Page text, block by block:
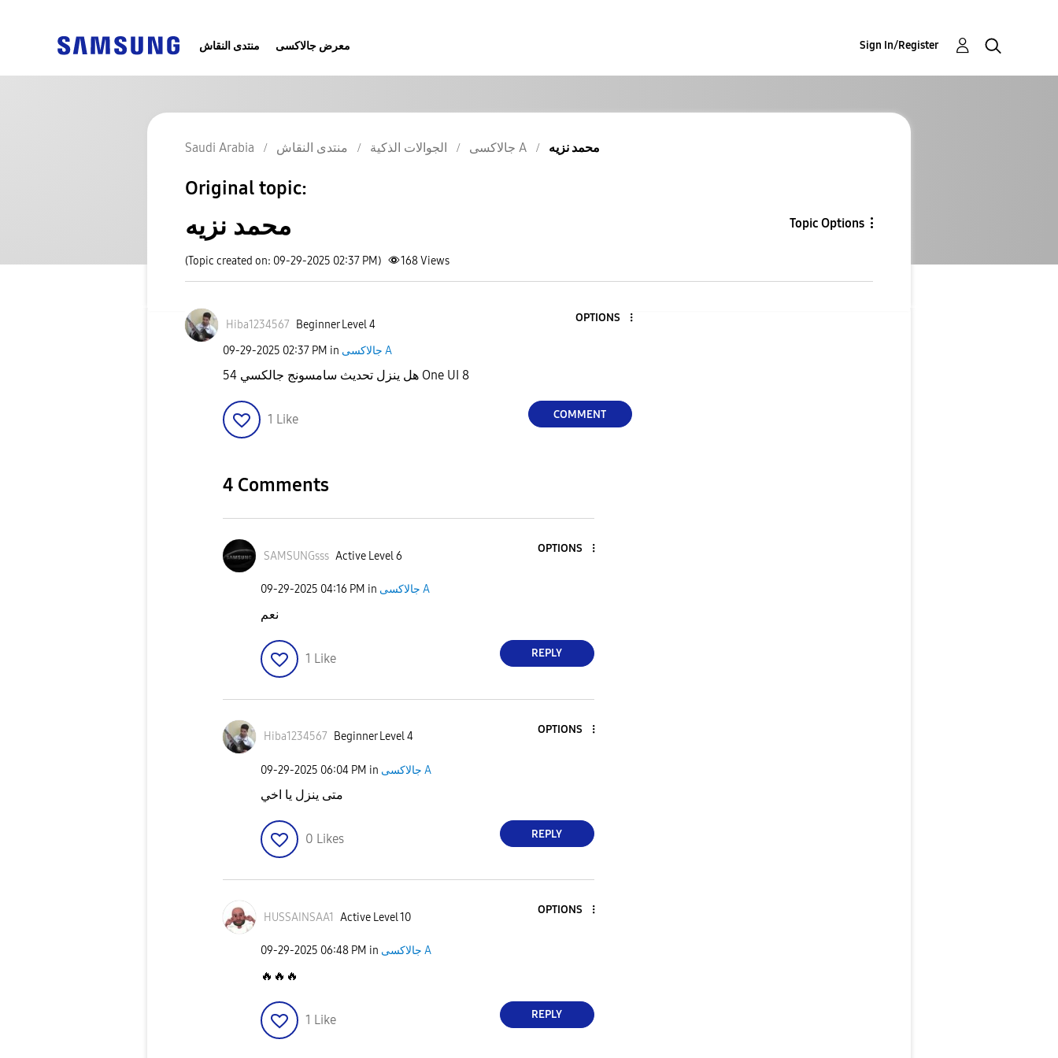
منتدى النقاش معرض جالاكسى Sign In/Register
Saudi Arabia منتدى النقاش الجوالات الذكية جالاكسى A محمد نزيه
Original topic:
محمد نزيه Topic Options
(Topic created on: 09-29-2025 02:37 PM) 168Views
Hiba1234567 Beginner Level 4
OPTIONS
‎09-29-2025 02:37 PM in جالاكسى A
هل ينزل تحديث سامسونج جالكسي 54 One UI 8
1 Like COMMENT
4 Comments
SAMSUNGsss Active Level 6
OPTIONS
‎09-29-2025 04:16 PM in جالاكسى A
نعم
1 Like REPLY
Hiba1234567 Beginner Level 4
OPTIONS
‎09-29-2025 06:04 PM in جالاكسى A
متى ينزل يا اخي
0 Likes REPLY
HUSSAINSAA1 Active Level 10
OPTIONS
‎09-29-2025 06:48 PM in جالاكسى A
🔥 🔥 🔥
1 Like REPLY